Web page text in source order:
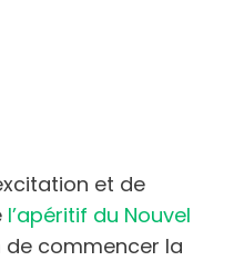
et de
l’apéritif du Nouvel
commencer la